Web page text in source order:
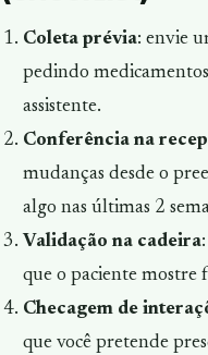
Coleta prévia: envie
pedindo
assistente.
Conferência na
mudanças desde o
algo nas últimas 2
Validação na cadeira
que o paciente mostre
Checagem de
que você pretende